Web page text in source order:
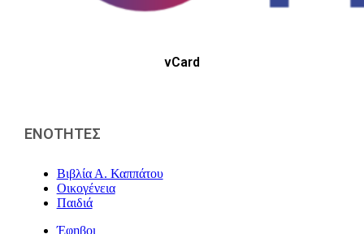
vCard
ΕΝΟΤΗΤΕΣ
Βιβλία Α. Καππάτου
Οικογένεια
Παιδιά
Έφηβοι